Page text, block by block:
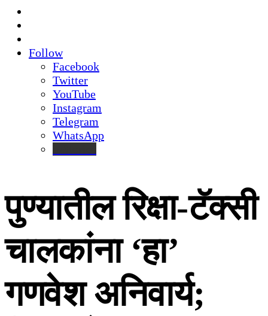
Follow
Facebook
Twitter
YouTube
Instagram
Telegram
WhatsApp
पुण्यातील रिक्षा-टॅक्सी
चालकांना ‘हा’
गणवेश अनिवार्य;